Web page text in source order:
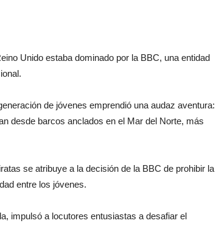
Unido estaba dominado por la BBC, una entidad
de jóvenes emprendió una audaz aventura:
desde barcos anclados en el Mar del Norte, más
se atribuye a la decisión de la BBC de prohibir la
entre los jóvenes.
impulsó a locutores entusiastas a desafiar el